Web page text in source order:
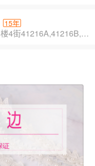
15年
义乌国际商贸城四区83门3楼4街41216A,41216B,41217